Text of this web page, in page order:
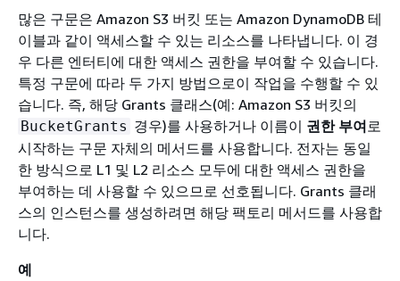
많은 구문은 Amazon S3 버킷 또는 Amazon DynamoDB 테
이블과 같이 액세스할 수 있는 리소스를 나타냅니다. 이 경
우 다른 엔터티에 대한 액세스 권한을 부여할 수 있습니다.
특정 구문에 따라 두 가지 방법으로이 작업을 수행할 수 있
습니다. 즉, 해당 Grants 클래스(예: Amazon S3 버킷의
BucketGrants 경우)를 사용하거나 이름이 권한 부여로
시작하는 구문 자체의 메서드를 사용합니다. 전자는 동일
한 방식으로 L1 및 L2 리소스 모두에 대한 액세스 권한을
부여하는 데 사용할 수 있으므로 선호됩니다. Grants 클래
스의 인스턴스를 생성하려면 해당 팩토리 메서드를 사용합
니다.
예